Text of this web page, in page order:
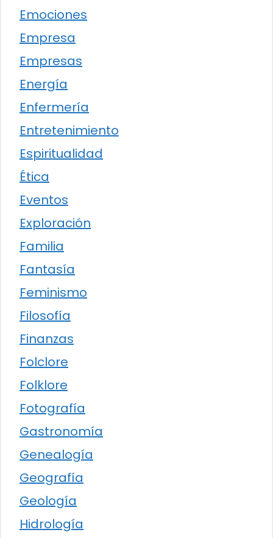
Emociones
Empresa
Empresas
Energía
Enfermería
Entretenimiento
Espiritualidad
Ética
Eventos
Exploración
Familia
Fantasía
Feminismo
Filosofía
Finanzas
Folclore
Folklore
Fotografía
Gastronomía
Genealogía
Geografía
Geología
Hidrología